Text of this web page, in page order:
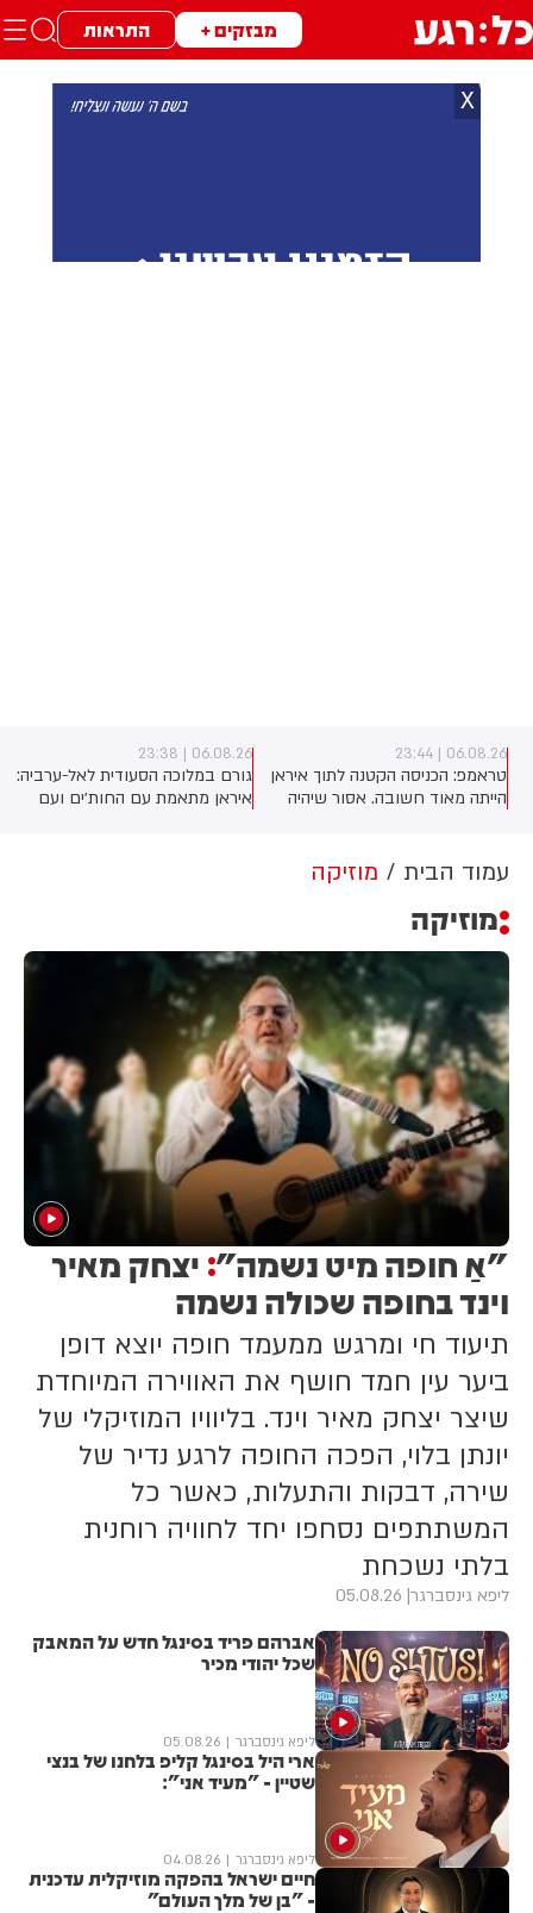
מבזקים + התראות
X
06.08.26 | 23:44
טראמפ: הכניסה הקטנה לתוך איראן
הייתה מאוד חשובה. אסור שיהיה
06.08.26 | 23:38
גורם במלוכה הסעודית לאל-ערביה:
איראן מתאמת עם החות׳ים ועם
עמוד הבית מוזיקה
מוזיקה
"אַ חופה מיט נשמה": יצחק מאיר
וינד בחופה שכולה נשמה
תיעוד חי ומרגש ממעמד חופה יוצא דופן
ביער עין חמד חושף את האווירה המיוחדת
שיצר יצחק מאיר וינד. בליוויו המוזיקלי של
יונתן בלוי, הפכה החופה לרגע נדיר של
שירה, דבקות והתעלות, כאשר כל
המשתתפים נסחפו יחד לחוויה רוחנית
בלתי נשכחת
ליפא גינסברגר 05.08.26
אברהם פריד בסינגל חדש על המאבק
שכל יהודי מכיר
ליפא גינסברגר 05.08.26
ארי היל בסינגל קליפ בלחנו של בנצי
שטיין - "מעיד אני":
ליפא גינסברגר 04.08.26
חיים ישראל בהפקה מוזיקלית עדכנית
- "בן של מלך העולם"